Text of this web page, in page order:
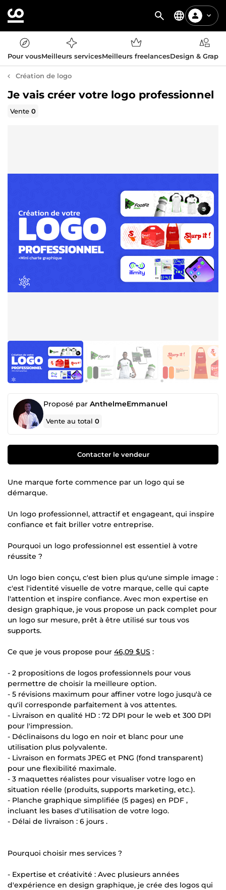
Pour vousMeilleurs servicesMeilleurs freelancesDesign &
Création de logo
Je vais créer votre logo professionnel
Vente0
Proposé par AnthelmeEmmanuel
Vente au total0
Contacter le vendeur
Une marque forte commence par un logo qui se
démarque.
Un logo professionnel, attractif et engageant, qui inspire
confiance et fait briller votre entreprise.
Pourquoi un logo professionnel est essentiel à votre
réussite ?
Un logo bien conçu, c'est bien plus qu'une simple image :
c'est l'identité visuelle de votre marque, celle qui capte
l'attention et inspire confiance. Avec mon expertise en
design graphique, je vous propose un pack complet pour
un logo sur mesure, prêt à être utilisé sur tous vos
supports.
Ce que je vous propose pour 46,09 $US :
- 2 propositions de logos professionnels pour vous
permettre de choisir la meilleure option.
- 5 révisions maximum pour affiner votre logo jusqu'à ce
qu'il corresponde parfaitement à vos attentes.
- Livraison en qualité HD : 72 DPI pour le web et 300 DPI
pour l'impression.
- Déclinaisons du logo en noir et blanc pour une
utilisation plus polyvalente.
- Livraison en formats JPEG et PNG (fond transparent)
pour une flexibilité maximale.
- 3 maquettes réalistes pour visualiser votre logo en
situation réelle (produits, supports marketing, etc.).
- Planche graphique simplifiée (5 pages) en PDF ,
incluant les bases d'utilisation de votre logo.
- Délai de livraison : 6 jours .
Pourquoi choisir mes services ?
- Expertise et créativité : Avec plusieurs années
d'expérience en design graphique, je crée des logos qui